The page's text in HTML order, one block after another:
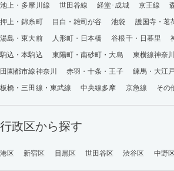
池上・多摩川線
世田谷線 経堂･成城 京王線
押上・錦糸町
目白・雑司が谷 池袋 護国寺・茗
湯島・東大前
人形町・日本橋 谷根千・日暮里
駒込・本駒込
東陽町・南砂町・大島 東横線神奈川
田園都市線神奈川
赤羽・十条・王子
練馬・大江
板橋・三田線・東武線
中央線多摩 京急線 その
行政区から探す
港区 新宿区 目黒区 世田谷区 渋谷区 中野区